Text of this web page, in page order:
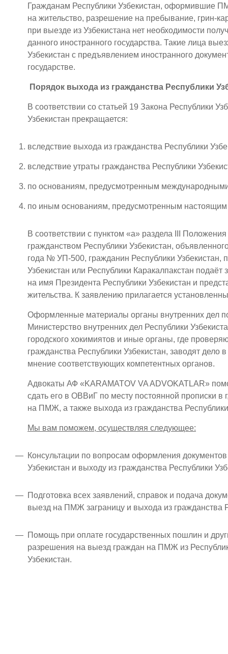
Гражданам Республики Узбекистан, оформившие
на жительство, разрешение на пребывание, грин-
при выезде из Узбекистана нет необходимости
данного иностранного государства. Такие лица
Узбекистан с предъявлением иностранного
государстве.
Порядок выхода из гражданства Республики
В соответствии со статьей 19 Закона Республики
Узбекистан прекращается:
вследствие выхода из гражданства Республики
вследствие утраты гражданства Республики
по основаниям, предусмотренным
по иным основаниям, предусмотренным
В соответствии с пунктом «а» раздела III
гражданством Республики Узбекистан,
года № УП-500, гражданин Республики
Узбекистан или Республики Каракалпакстан
на имя Президента Республики Узбекистан и
жительства. К заявлению прилагается
Оформленные материалы органы внутренних дел
Министерство внутренних дел Республики
городского хокимиятов и иные органы, где
гражданства Республики Узбекистан, заводят
мнение соответствующих компетентных органов.
Адвокаты АФ «KARAMATOV VA ADVOKATLAR»
сдать его в ОВВиГ по месту постоянной прописки
на ПМЖ, а также выхода из гражданства Республики
Мы вам поможем, осуществляя следующее:
Консультации по вопросам оформления
Узбекистан и выходу из гражданства Республики
Подготовка всех заявлений, справок и подача
выезд на ПМЖ заграницу и выхода из гражданства
Помощь при оплате государственных пошлин и
разрешения на выезд граждан на ПМЖ из
Узбекистан.